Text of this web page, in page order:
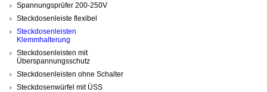
Spannungsprüfer 200-250V
Steckdosenleiste flexibel
Steckdosenleisten
Klemmhalterung
Steckdosenleisten mit
Überspannungsschutz
Steckdosenleisten ohne Schalter
Steckdosenwürfel mit ÜSS